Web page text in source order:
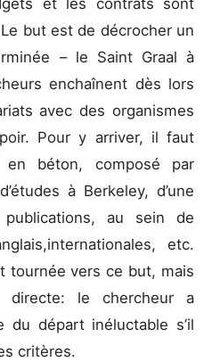
et les contrats sont
but est de décrocher un
– le Saint Graal à
enchaînent dès lors
avec des organismes
Pour y arriver, il faut
en béton, composé par
à Berkeley, d’une
au sein de
etc.
tournée vers ce but, mais
directe: le chercheur a
du départ inéluctable s’il
critères.